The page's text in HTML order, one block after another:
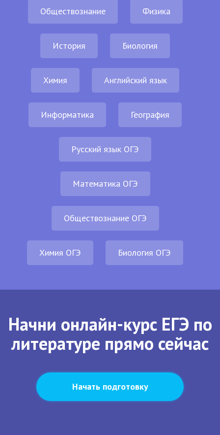
Обществознание Физика
История Биология
Химия Английский язык
Информатика География
Русский язык ОГЭ
Математика ОГЭ
Обществознание ОГЭ
Химия ОГЭ Биология ОГЭ
Начни онлайн-курс ЕГЭ по
литературе прямо сейчас
Начать подготовку